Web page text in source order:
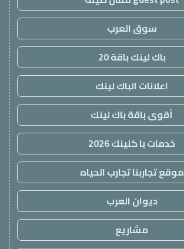
سوق العرب
باك لينك باقة 20
اعلانات الباك لينك
أقوى باقة باك لينك
خدمات با كلينك 2026
موقع تجاربنا تجارب الحياه
ديوان العرب
مشاريع